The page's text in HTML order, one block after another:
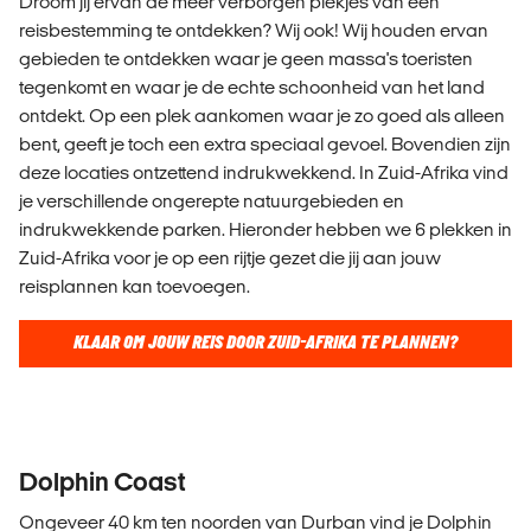
reisbestemming te ontdekken? Wij ook! Wij houden ervan
gebieden te ontdekken waar je geen massa's toeristen
tegenkomt en waar je de echte schoonheid van het land
ontdekt. Op een plek aankomen waar je zo goed als alleen
bent, geeft je toch een extra speciaal gevoel. Bovendien zijn
deze locaties ontzettend indrukwekkend. In Zuid-Afrika vind
je verschillende ongerepte natuurgebieden en
indrukwekkende parken. Hieronder hebben we 6 plekken in
Zuid-Afrika voor je op een rijtje gezet die jij aan jouw
reisplannen kan toevoegen.
KLAAR OM JOUW REIS DOOR ZUID-AFRIKA TE PLANNEN?
Dolphin Coast
Ongeveer 40 km ten noorden van Durban vind je Dolphin